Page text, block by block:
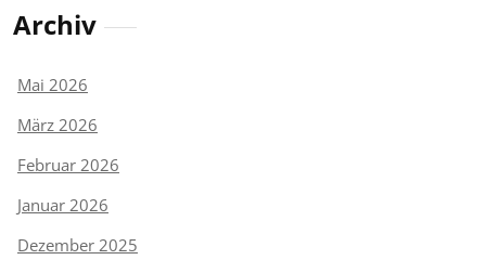
Archiv
Mai 2026
März 2026
Februar 2026
Januar 2026
Dezember 2025